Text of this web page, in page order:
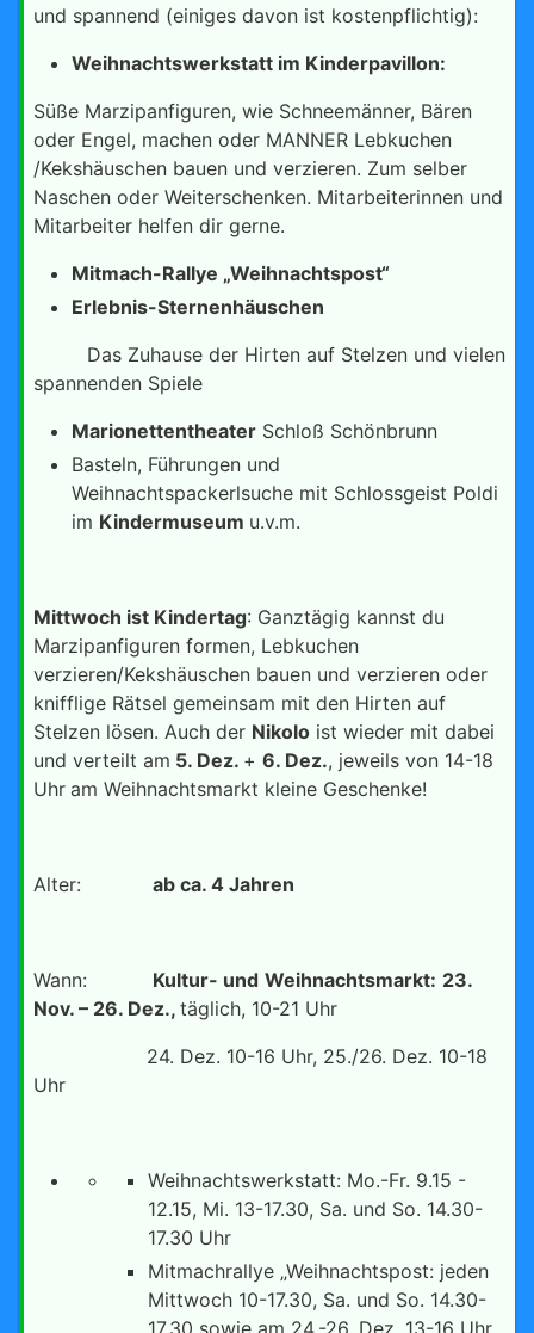
und spannend (einiges davon ist kostenpflichtig):
Weihnachtswerkstatt im Kinderpavillon:
Süße Marzipanfiguren, wie Schneemänner, Bären
oder Engel, machen oder MANNER Lebkuchen
/Kekshäuschen bauen und verzieren. Zum selber
Naschen oder Weiterschenken. Mitarbeiterinnen und
Mitarbeiter helfen dir gerne.
Mitmach-Rallye „Weihnachtspost“
Erlebnis-Sternenhäuschen
Das Zuhause der Hirten auf Stelzen und vielen
spannenden Spiele
Marionettentheater Schloß Schönbrunn
Basteln, Führungen und
Weihnachtspackerlsuche mit Schlossgeist Poldi
im Kindermuseum u.v.m.
Mittwoch ist Kindertag: Ganztägig kannst du
Marzipanfiguren formen, Lebkuchen
verzieren/Kekshäuschen bauen und verzieren oder
knifflige Rätsel gemeinsam mit den Hirten auf
Stelzen lösen. Auch der Nikolo ist wieder mit dabei
und verteilt am 5. Dez. + 6. Dez., jeweils von 14-18
Uhr am Weihnachtsmarkt kleine Geschenke!
Alter: ab ca. 4 Jahren
Wann: Kultur- und Weihnachtsmarkt: 23.
Nov. – 26. Dez., täglich, 10-21 Uhr
24. Dez. 10-16 Uhr, 25./26. Dez. 10-18
Uhr
Weihnachtswerkstatt: Mo.-Fr. 9.15 -
12.15, Mi. 13-17.30, Sa. und So. 14.30-
17.30 Uhr
Mitmachrallye „Weihnachtspost: jeden
Mittwoch 10-17.30, Sa. und So. 14.30-
17.30 sowie am 24.-26. Dez. 13-16 Uhr